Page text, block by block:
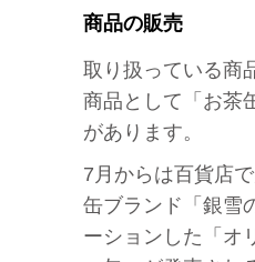
商品の販売
取り扱っている商
商品として「お茶
があります。
7月からは百貨店
缶ブランド「銀雪
ーションした「オ